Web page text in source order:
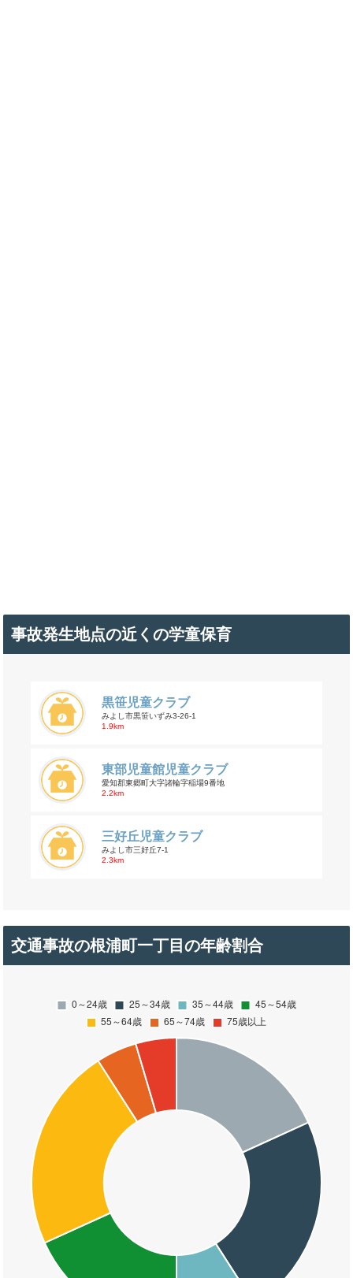
事故発生地点の近くの学童保育
黒笹児童クラブ
みよし市黒笹いずみ3-26-1
1.9km
東部児童館児童クラブ
愛知郡東郷町大字諸輪字稲場9番地
2.2km
三好丘児童クラブ
みよし市三好丘7-1
2.3km
交通事故の根浦町一丁目の年齢割合